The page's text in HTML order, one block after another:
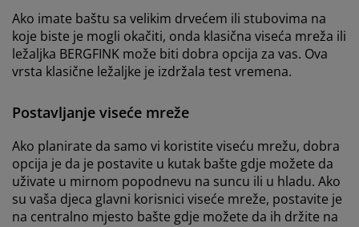
Ako imate baštu sa velikim drvećem ili stubovima na
koje biste je mogli okačiti, onda klasična viseća mreža ili
ležaljka BERGFINK može biti dobra opcija za vas. Ova
vrsta klasične ležaljke je izdržala test vremena.
Postavljanje viseće mreže
Ako planirate da samo vi koristite viseću mrežu, dobra
opcija je da je postavite u kutak bašte gdje možete da
uživate u mirnom popodnevu na suncu ili u hladu. Ako
su vaša djeca glavni korisnici viseće mreže, postavite je
na centralno mjesto bašte gdje možete da ih držite na